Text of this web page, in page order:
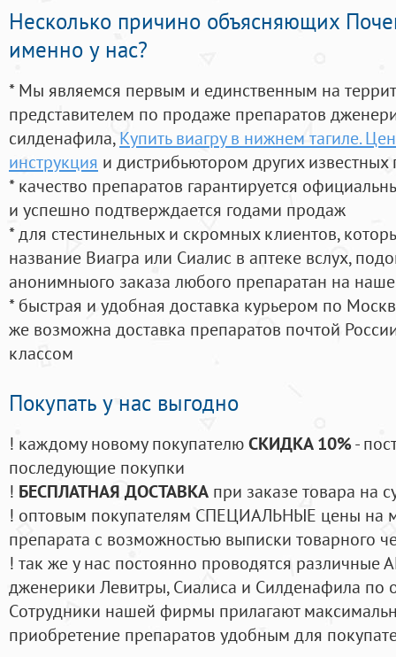
Несколько причино объясняющих
именно у нас?
* Мы являемся первым и единственным на
представителем по продаже препаратов
силденафила, Купить виагру в нижнем тагиле.
инструкция и дистрибьютором других известных
* качество препаратов гарантируется
и успешно подтверждается годами продаж
* для стестинельных и скромных клиентов,
название Виагра или Сиалис в аптеке вслух,
анонимныого заказа любого препаратан на
* быстрая и удобная доставка курьером по
же возможна доставка препаратов почтой
классом
Покупать у нас выгодно
! каждому новому покупателюСКИДКА 10%-
последующие покупки
! БЕСПЛАТНАЯ ДОСТАВКА при заказе товара на
! оптовым покупателям СПЕЦИАЛЬНЫЕ цены на
препарата с возможностью выписки товарного
! так же у нас постоянно проводятся
дженерики Левитры, Сиалиса и Силденафила по
Cотрудники нашей фирмы прилагают
приобретение препаратов удобным для